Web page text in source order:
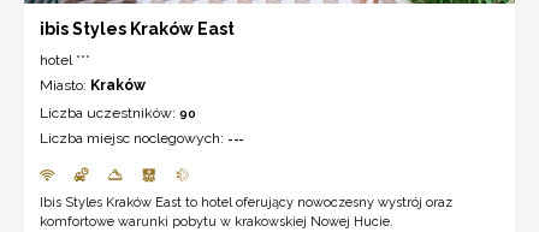
ibis Styles Kraków East
hotel ***
Miasto: Kraków
Liczba uczestników: 90
Liczba miejsc noclegowych: ---
Ibis Styles Kraków East to hotel oferujący nowoczesny wystrój oraz
komfortowe warunki pobytu w krakowskiej Nowej Hucie.